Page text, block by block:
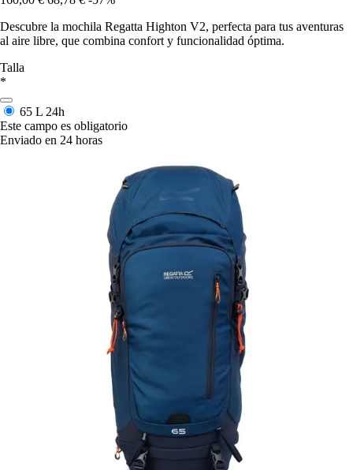
Descubre la mochila Regatta Highton V2, perfecta para tus aventuras
al aire libre, que combina confort y funcionalidad óptima.
Talla
*
65 L 24h
Este campo es obligatorio
Enviado en 24 horas